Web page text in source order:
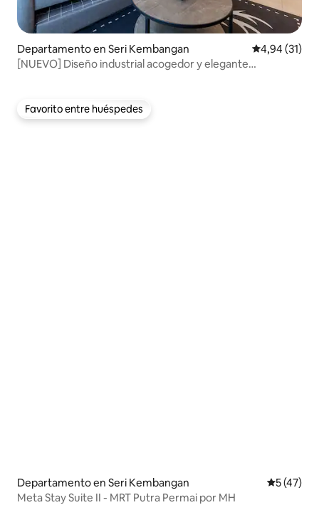
Departamento en Seri Kembangan Calificación
4,94 (31)
[NUEVO] Diseño industrial acogedor y elegante
Favorito entre huéspedes
Favorito entre huéspedes
Departamento en Seri Kembangan
5 (47)
Meta Stay Suite II - MRT Putra Permai por MH